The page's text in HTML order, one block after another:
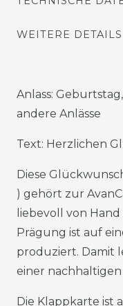
WEITERE DETAILS
Anlass:
andere Anlässe
Text: Herzlichen
Diese
) gehört zur
liebevoll von
Prägung ist auf
produziert. Damit
einer
Die Klappkarte ist